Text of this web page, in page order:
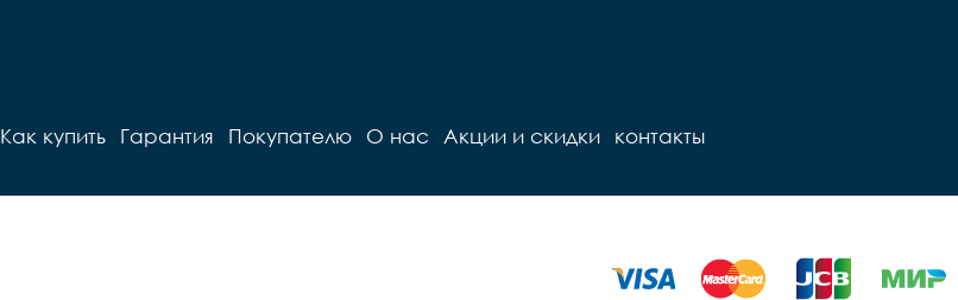
Как купить Гарантия Покупателю О нас Акции и скидки контакты